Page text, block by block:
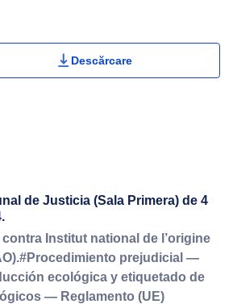
Actions Portlet
Descărcare
de Justicia (Sala Primera) de 4
Institut national de l’origine
prejudicial —
ecológica y etiquetado de
— Reglamento (UE)